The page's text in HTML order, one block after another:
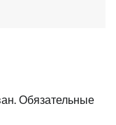
Обязательные